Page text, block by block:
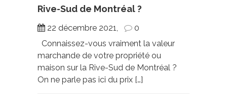
Rive-Sud de Montréal ?
22 décembre 2021,
0
Connaissez-vous vraiment la valeur
marchande de votre propriété ou
maison sur la Rive-Sud de Montréal ?
On ne parle pas ici du prix […]